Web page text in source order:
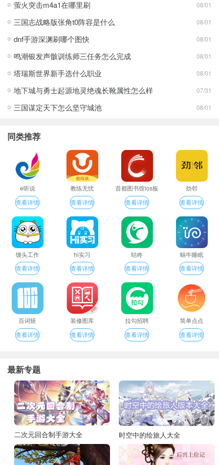
萤火突击m4a1在哪里刷 08/01
三国志战略版张角t0阵容是什么 08/01
dnf手游深渊刷哪个图快 08/01
鸣潮银发声骸训练师三任务怎么完成 08/01
塔瑞斯世界新手选什么职业 08/01
地下城与勇士起源地灵绝魂长靴属性怎么样 07/31
三国谋定天下怎么坚守城池 08/01
同类推荐
e听说
查看详情
教练无忧
查看详情
首都图书馆ios板
查看详情
劲邻
查看详情
馒头工作
查看详情
hi实习
查看详情
咕咚
查看详情
蜗牛睡眠
查看详情
百词斩
查看详情
装修图库
查看详情
拉勾招聘
查看详情
简单点点
查看详情
最新专题
二次元回合制手游大全 时空中的绘旅人大全